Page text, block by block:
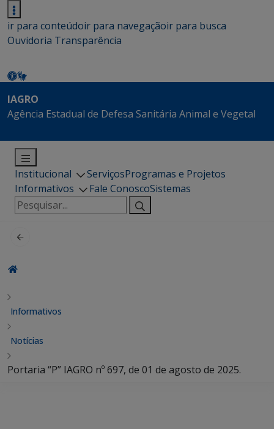
ir para conteúdoir para navegaçãoir para busca
Ouvidoria Transparência
IAGRO
Agência Estadual de Defesa Sanitária Animal e Vegetal
Institucional ServiçosProgramas e Projetos
Informativos
Fale ConoscoSistemas
Pesquisar
por:
Informativos
Notícias
Portaria “P” IAGRO nº 697, de 01 de agosto de 2025.